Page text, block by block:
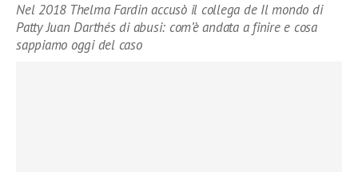
Nel 2018 Thelma Fardin accusò il collega de Il mondo di
Patty Juan Darthés di abusi: com’è andata a finire e cosa
sappiamo oggi del caso